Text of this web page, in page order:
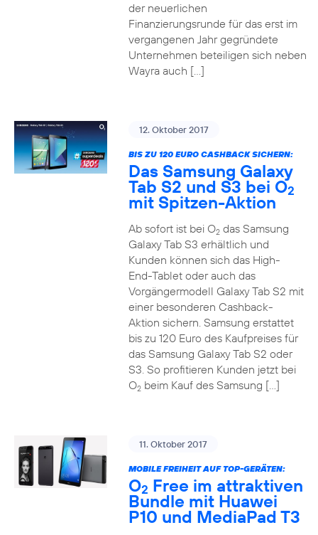
der neuerlichen
Finanzierungsrunde für das erst im
vergangenen Jahr gegründete
Unternehmen beteiligen sich neben
Wayra auch […]
12. Oktober 2017
BIS ZU 120 EURO CASHBACK SICHERN:
Das Samsung Galaxy
Tab S2 und S3 bei O2
mit Spitzen-Aktion
Ab sofort ist bei O2das Samsung
Galaxy Tab S3 erhältlich und
Kunden können sich das High-
End-Tablet oder auch das
Vorgängermodell Galaxy Tab S2 mit
einer besonderen Cashback-
Aktion sichern. Samsung erstattet
bis zu 120 Euro des Kaufpreises für
das Samsung Galaxy Tab S2 oder
S3. So profitieren Kunden jetzt bei
O2beim Kauf des Samsung […]
11. Oktober 2017
MOBILE FREIHEIT AUF TOP-GERÄTEN:
O2 Free im attraktiven
Bundle mit Huawei
P10 und MediaPad T3